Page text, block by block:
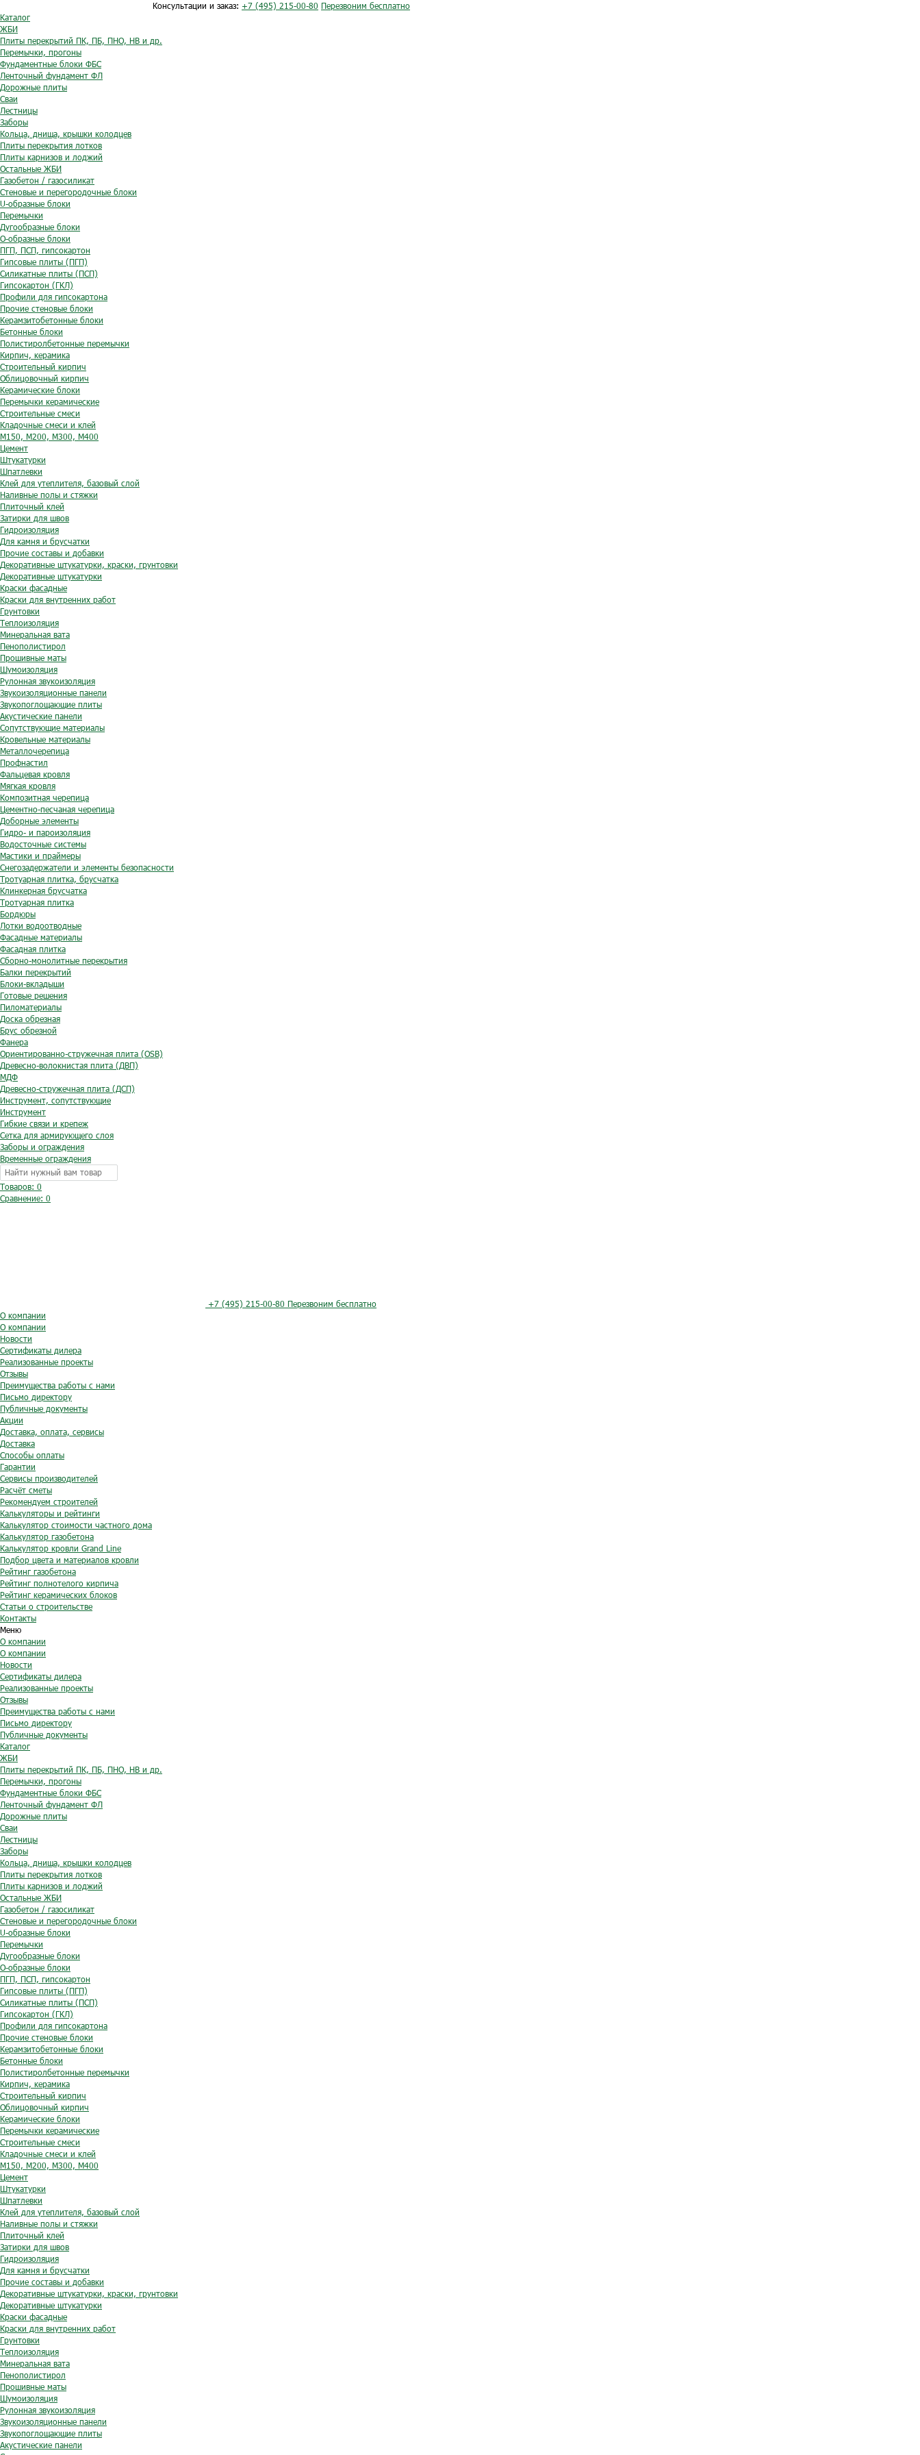
Консультации и заказ: +7 (495) 215-00-80 Перезвоним бесплатно
Каталог
ЖБИ
Плиты перекрытий ПК, ПБ, ПНО, НВ и др.
Перемычки, прогоны
Фундаментные блоки ФБС
Ленточный фундамент ФЛ
Дорожные плиты
Сваи
Лестницы
Заборы
Кольца, днища, крышки колодцев
Плиты перекрытия лотков
Плиты карнизов и лоджий
Остальные ЖБИ
Газобетон / газосиликат
Стеновые и перегородочные блоки
U-образные блоки
Перемычки
Дугообразные блоки
O-образные блоки
ПГП, ПСП, гипсокартон
Гипсовые плиты (ПГП)
Силикатные плиты (ПСП)
Гипсокартон (ГКЛ)
Профили для гипсокартона
Прочие стеновые блоки
Керамзитобетонные блоки
Бетонные блоки
Полистиролбетонные перемычки
Кирпич, керамика
Строительный кирпич
Облицовочный кирпич
Керамические блоки
Перемычки керамические
Строительные смеси
Кладочные смеси и клей
М150, М200, М300, М400
Цемент
Штукатурки
Шпатлевки
Клей для утеплителя, базовый слой
Наливные полы и стяжки
Плиточный клей
Затирки для швов
Гидроизоляция
Для камня и брусчатки
Прочие составы и добавки
Декоративные штукатурки, краски, грунтовки
Декоративные штукатурки
Краски фасадные
Краски для внутренних работ
Грунтовки
Теплоизоляция
Минеральная вата
Пенополистирол
Прошивные маты
Шумоизоляция
Рулонная звукоизоляция
Звукоизоляционные панели
Звукопоглощающие плиты
Акустические панели
Сопутствующие материалы
Кровельные материалы
Металлочерепица
Профнастил
Фальцевая кровля
Мягкая кровля
Композитная черепица
Цементно-песчаная черепица
Доборные элементы
Гидро- и пароизоляция
Водосточные системы
Мастики и праймеры
Снегозадержатели и элементы безопасности
Тротуарная плитка, брусчатка
Клинкерная брусчатка
Тротуарная плитка
Бордюры
Лотки водоотводные
Фасадные материалы
Фасадная плитка
Сборно-монолитные перекрытия
Балки перекрытий
Блоки-вкладыши
Готовые решения
Пиломатериалы
Доска обрезная
Брус обрезной
Фанера
Ориентированно-стружечная плита (OSB)
Древесно-волокнистая плита (ДВП)
МДФ
Древесно-стружечная плита (ДСП)
Инструмент, сопутствующие
Инструмент
Гибкие связи и крепеж
Сетка для армирующего слоя
Заборы и ограждения
Временные ограждения
Товаров: 0
Сравнение: 0
+7 (495) 215-00-80 Перезвоним бесплатно
О компании
О компании
Новости
Сертификаты дилера
Реализованные проекты
Отзывы
Преимущества работы с нами
Письмо директору
Публичные документы
Акции
Доставка, оплата, сервисы
Доставка
Способы оплаты
Гарантии
Сервисы производителей
Расчёт сметы
Рекомендуем строителей
Калькуляторы и рейтинги
Калькулятор стоимости частного дома
Калькулятор газобетона
Калькулятор кровли Grand Line
Подбор цвета и материалов кровли
Рейтинг газобетона
Рейтинг полнотелого кирпича
Рейтинг керамических блоков
Статьи о строительстве
Контакты
Меню
О компании
О компании
Новости
Сертификаты дилера
Реализованные проекты
Отзывы
Преимущества работы с нами
Письмо директору
Публичные документы
Каталог
ЖБИ
Плиты перекрытий ПК, ПБ, ПНО, НВ и др.
Перемычки, прогоны
Фундаментные блоки ФБС
Ленточный фундамент ФЛ
Дорожные плиты
Сваи
Лестницы
Заборы
Кольца, днища, крышки колодцев
Плиты перекрытия лотков
Плиты карнизов и лоджий
Остальные ЖБИ
Газобетон / газосиликат
Стеновые и перегородочные блоки
U-образные блоки
Перемычки
Дугообразные блоки
O-образные блоки
ПГП, ПСП, гипсокартон
Гипсовые плиты (ПГП)
Силикатные плиты (ПСП)
Гипсокартон (ГКЛ)
Профили для гипсокартона
Прочие стеновые блоки
Керамзитобетонные блоки
Бетонные блоки
Полистиролбетонные перемычки
Кирпич, керамика
Строительный кирпич
Облицовочный кирпич
Керамические блоки
Перемычки керамические
Строительные смеси
Кладочные смеси и клей
М150, М200, М300, М400
Цемент
Штукатурки
Шпатлевки
Клей для утеплителя, базовый слой
Наливные полы и стяжки
Плиточный клей
Затирки для швов
Гидроизоляция
Для камня и брусчатки
Прочие составы и добавки
Декоративные штукатурки, краски, грунтовки
Декоративные штукатурки
Краски фасадные
Краски для внутренних работ
Грунтовки
Теплоизоляция
Минеральная вата
Пенополистирол
Прошивные маты
Шумоизоляция
Рулонная звукоизоляция
Звукоизоляционные панели
Звукопоглощающие плиты
Акустические панели